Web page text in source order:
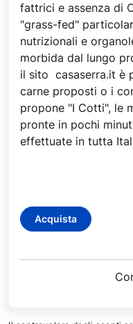
fattrici e assenza di
"grass-fed"
nutrizionali e
morbida dal lungo
il sito casaserra.it è
carne proposti o i
propone "I Cotti", le
pronte in pochi
effettuate in tutta
Acquista